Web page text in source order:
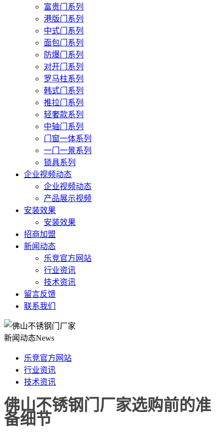
富贵门系列
港版门系列
中式门系列
面包门系列
防爆门系列
对开门系列
罗马柱系列
韩式门系列
推拉门系列
轻奢款系列
中轴门系列
门窗一体系列
一门一景系列
锁具系列
企业视频动态
企业视频动态
产品展示视频
安装效果
安装效果
招商加盟
新闻动态
乐竞官方网站
行业资讯
技术资讯
留言反馈
联系我们
新闻动态News
乐竞官方网站
行业资讯
技术资讯
佛山不锈钢门厂家选购前的准
备细节